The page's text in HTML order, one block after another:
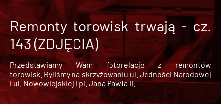
Remonty torowisk trwają - cz.
143 (ZDJĘCIA)
Przedstawiamy Wam fotorelację z remontów
torowisk. Byliśmy na skrzyżowaniu ul. Jedności Narodowej
i ul. Nowowiejskiej i pl. Jana Pawła II.